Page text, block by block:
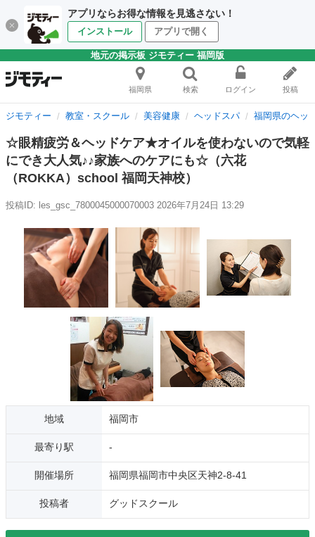
アプリならお得な情報を見逃さない！
インストール アプリで開く
地元の掲示板 ジモティー 福岡版
福岡県 検索 ログイン 投稿
ジモティー 教室・スクール 美容健康 ヘッドスパ 福岡県のヘッ
☆眼精疲労＆ヘッドケア★オイルを使わないので気軽
にでき大人気♪♪家族へのケアにも☆（六花
（ROKKA）school 福岡天神校）
投稿ID: les_gsc_7800045000070003 2026年7月24日 13:29
地域 福岡市
最寄り駅 -
開催場所 福岡県福岡市中央区天神2-8-41
投稿者 グッドスクール